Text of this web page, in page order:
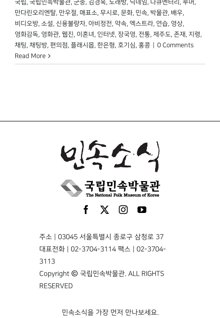
국립, 국립민속박물관, 군중, 김경욱, 노래방, 닉네임, 다큐멘터리 , 루머 ,
만다린오리엔탈, 만우절, 매표소, 무시로, 문화, 민속, 박물관, 배우,
비디오방, 소설, 신용불량자, 아비정전, 약속, 엑스트라, 연습, 영상,
영화감독, 영화관, 웹진, 이혼녀 , 인터넷, 장국영, 전통, 제주도, 존재 , 지령,
채팅, 채팅방, 편의점, 플래시몹, 한은형, 호기심, 홍콩
0 Comments
Read More
주소 | 03045 서울특별시 종로구 삼청로 37
대표전화 | 02-3704-3114 팩스 | 02-3704-
3113
Copyright © 국립민속박물관. ALL RIGHTS
RESERVED
민속소식을 가장 먼저 만나보세요.